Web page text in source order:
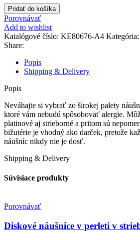
množstvo
Dlhé
náušnice
so
srdcom
zlatej
farbe
Pridať do košíka
Porovnávať
Add to wishlist
Katalógové číslo: KE80676-A4 Kategória:
Share:
Popis
Shipping & Delivery
Popis
Neváhajte si vybrať zo širokej palety
ktoré vám nebudú spôsobovať alergie.
platinové aj strieborné a pritom sú
bižutérie je vhodný ako darček, pretože
náušníc nikdy nie je dosť.
Shipping & Delivery
Súvisiace produkty
Porovnávať
Diskové náušnice v perleti v